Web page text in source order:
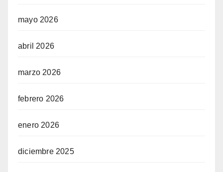
mayo 2026
abril 2026
marzo 2026
febrero 2026
enero 2026
diciembre 2025